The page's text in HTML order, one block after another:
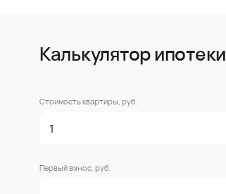
Калькулятор ипотеки
Стоимость квартиры, руб.
Первый взнос, руб.